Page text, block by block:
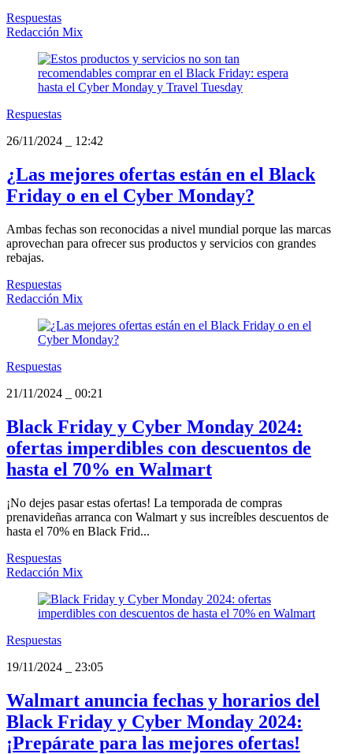
Respuestas
Redacción Mix
Respuestas
26/11/2024
12:42
¿Las mejores ofertas están en el Black
Friday o en el Cyber Monday?
Ambas fechas son reconocidas a nivel mundial porque las marcas
aprovechan para ofrecer sus productos y servicios con grandes
rebajas.
Respuestas
Redacción Mix
Respuestas
21/11/2024
00:21
Black Friday y Cyber Monday 2024:
ofertas imperdibles con descuentos de
hasta el 70% en Walmart
¡No dejes pasar estas ofertas! La temporada de compras
prenavideñas arranca con Walmart y sus increíbles descuentos de
hasta el 70% en Black Frid...
Respuestas
Redacción Mix
Respuestas
19/11/2024
23:05
Walmart anuncia fechas y horarios del
Black Friday y Cyber Monday 2024:
¡Prepárate para las mejores ofertas!